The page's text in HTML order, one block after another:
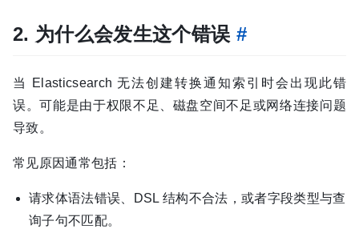
2. 为什么会发生这个错误 #
当 Elasticsearch 无法创建转换通知索引时会出现此错
误。可能是由于权限不足、磁盘空间不足或网络连接问题
导致。
常见原因通常包括：
请求体语法错误、DSL 结构不合法，或者字段类型与查
询子句不匹配。